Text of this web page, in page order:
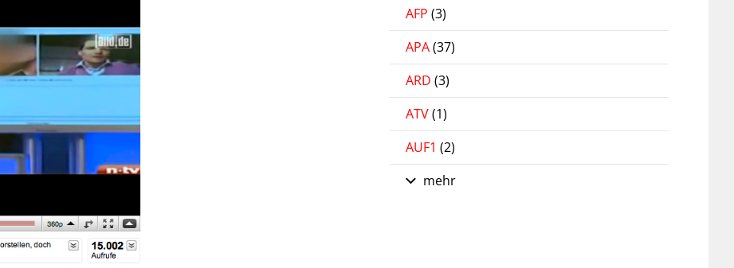
AFP (3)
APA(37)
ARD (3)
ATV(1)
AUF1 (2)
mehr